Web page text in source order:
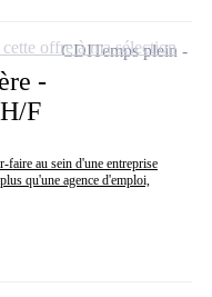
-
F
au sein d'une entreprise
qu'une agence d'emploi,
CDITemps plein
offre à ma sélection